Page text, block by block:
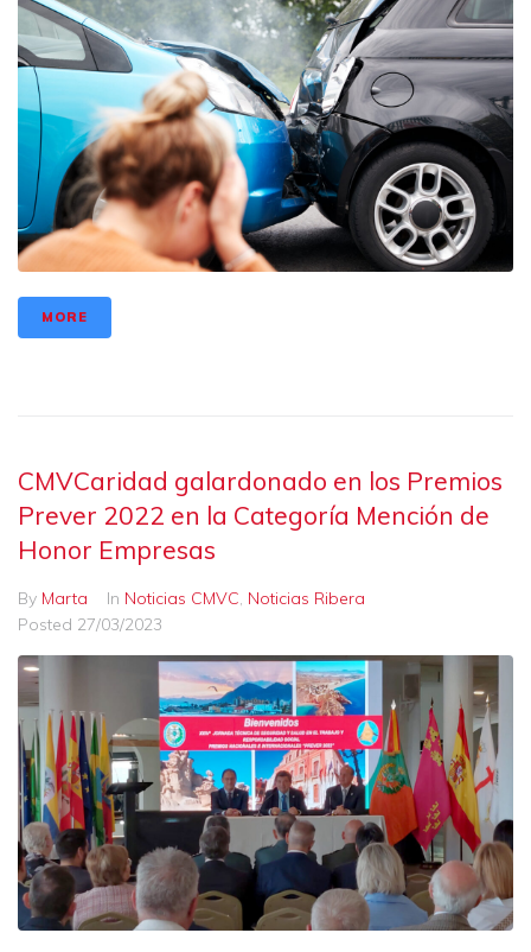
MORE
CMVCaridad galardonado en los Premios
Prever 2022 en la Categoría Mención de
Honor Empresas
By Marta In Noticias CMVC, Noticias Ribera
Posted 27/03/2023